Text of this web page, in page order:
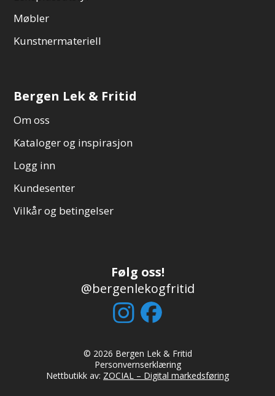
Møbler
Kunstnermateriell
Bergen Lek & Fritid
Om oss
Kataloger og inspirasjon
Logg inn
Kundesenter
Vilkår og betingelser
Følg oss!
@bergenlekogfritid
© 2026 Bergen Lek & Fritid
Personvernserklæring
Nettbutikk av: ZOCIAL – Digital markedsføring